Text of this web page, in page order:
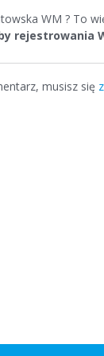
WM ? To
rejestrowania
musisz się